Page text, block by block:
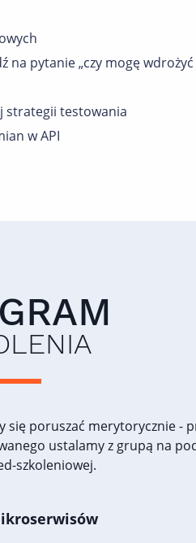
pytanie „czy mogę
strategii testowania
w API
się poruszać merytorycznie -
ustalamy z grupą na
szkoleniowej.